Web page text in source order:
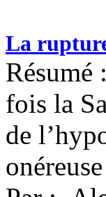
La
Résumé
fois la
de